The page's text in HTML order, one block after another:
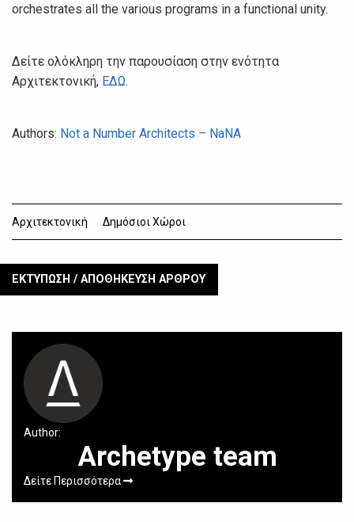
orchestrates all the various programs in a functional unity.
Δείτε ολόκληρη την παρουσίαση στην ενότητα
Αρχιτεκτονική, ΕΔΩ.
Authors: Not a Number Architects – NaNA
Αρχιτεκτονική Δημόσιοι Χώροι
ΕΚΤΥΠΩΣΗ / ΑΠΟΘΗΚΕΥΣΗ ΑΡΘΡΟΥ
Author:
Archetype team
Δείτε Περισσότερα